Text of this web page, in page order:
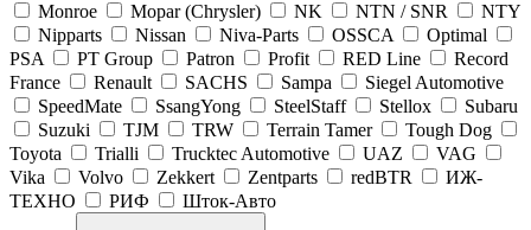
Monroe
Mopar (Chrysler) NK NTN / SNR
NTY
Nipparts
Nissan Niva-Parts OSSCA
Optimal
PSA
PT Group Patron Profit RED Line
Record
France
Renault SACHS Sampa
Siegel Automotive
SpeedMate
SsangYong SteelStaff Stellox
Subaru
Suzuki
TJM TRW Terrain Tamer
Tough Dog
Toyota
Trialli Trucktec Automotive UAZ
VAG
Vika
Volvo Zekkert Zentparts redBTR
ИЖ-
ТЕХНО
РИФ Шток-Авто